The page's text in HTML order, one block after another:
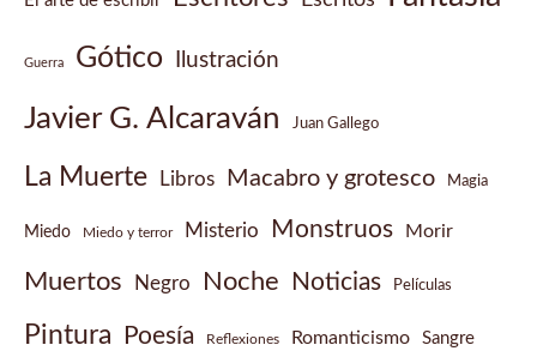
Guerra Gótico Ilustración
Javier G. Alcaraván Juan Gallego
La Muerte Libros Macabro y grotesco Magia
Miedo Miedo y terror Misterio Monstruos Morir
Muertos Negro Noche Noticias Películas
Pintura Poesía Reflexiones Romanticismo Sangre